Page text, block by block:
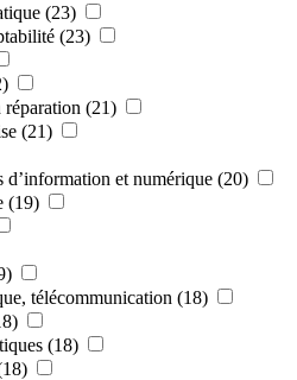
(23)
(23)
(21)
(21)
d’information et numérique (20)
(19)
télécommunication (18)
(18)